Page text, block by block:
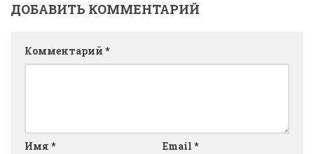
ДОБАВИТЬ КОММЕНТАРИЙ
Комментарий *
Имя * Email *